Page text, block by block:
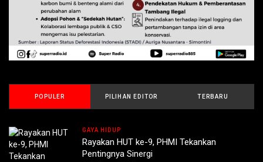
POPULER PILIHAN EDITOR TERBARU
GAYA HIDUP
Rayakan HUT ke-9, PHMI Tekankan
Pentingnya Sinergi